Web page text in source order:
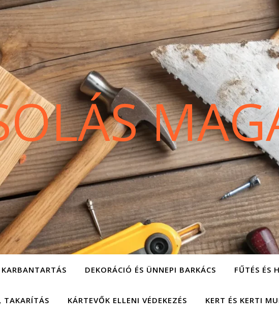
DEKORÁCIÓ ÉS ÜNNEPI BARKÁCS FŰTÉS ÉS
TAKARÍTÁS KÁRTEVŐK ELLENI VÉDEKEZÉS KERT ÉS KERTI